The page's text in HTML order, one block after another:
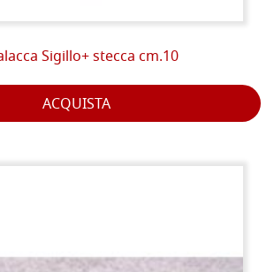
Sigillo+ stecca cm.10
ACQUISTA